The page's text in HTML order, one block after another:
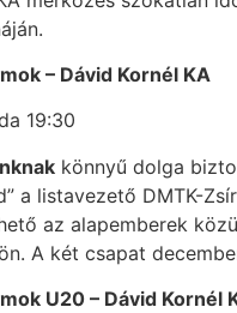
– Dávid Kornél KA
19:30
könnyű dolga
a listavezető DMTK-
az alapemberek
A két csapat
U20 – Dávid Kornél